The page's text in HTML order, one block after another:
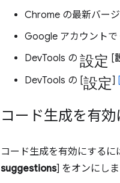
Chrome の最新バー
Google アカウントで
DevTools の 設定 [
DevTools の [設定] [
コード生成を有効
コード生成を有効にするに
suggestions] をオンにしま